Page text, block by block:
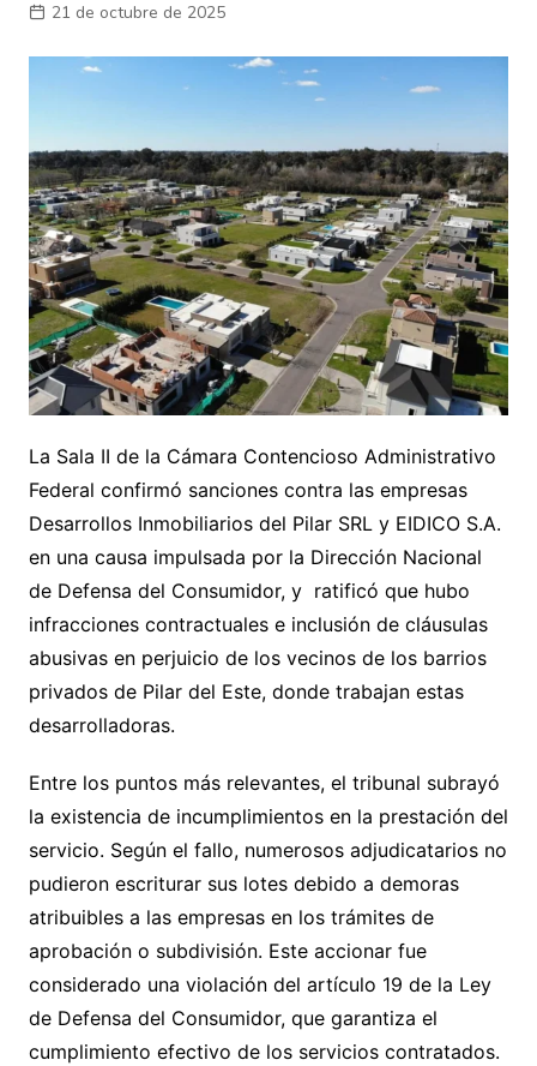
21 de octubre de 2025
La Sala II de la Cámara Contencioso Administrativo
Federal confirmó sanciones contra las empresas
Desarrollos Inmobiliarios del Pilar SRL y EIDICO S.A.
en una causa impulsada por la Dirección Nacional
de Defensa del Consumidor, y ratificó que hubo
infracciones contractuales e inclusión de cláusulas
abusivas en perjuicio de los vecinos de los barrios
privados de Pilar del Este, donde trabajan estas
desarrolladoras.
Entre los puntos más relevantes, el tribunal subrayó
la existencia de incumplimientos en la prestación del
servicio. Según el fallo, numerosos adjudicatarios no
pudieron escriturar sus lotes debido a demoras
atribuibles a las empresas en los trámites de
aprobación o subdivisión. Este accionar fue
considerado una violación del artículo 19 de la Ley
de Defensa del Consumidor, que garantiza el
cumplimiento efectivo de los servicios contratados.